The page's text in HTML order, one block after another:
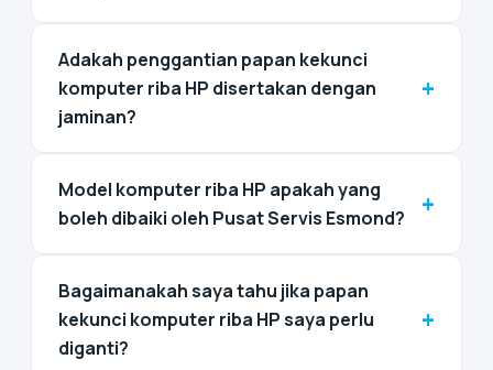
Adakah penggantian papan kekunci
komputer riba HP disertakan dengan
jaminan?
+
Model komputer riba HP apakah yang
boleh dibaiki oleh Pusat Servis Esmond?
+
Bagaimanakah saya tahu jika papan
kekunci komputer riba HP saya perlu
diganti?
+